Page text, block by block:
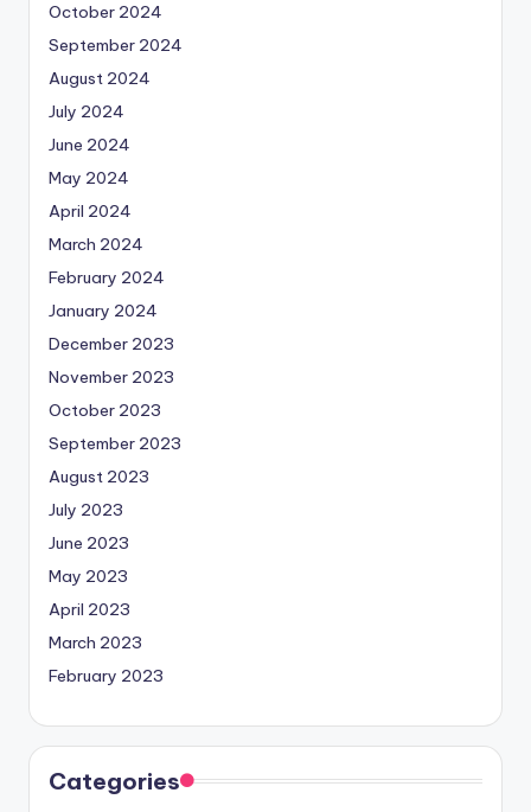
October 2024
September 2024
August 2024
July 2024
June 2024
May 2024
April 2024
March 2024
February 2024
January 2024
December 2023
November 2023
October 2023
September 2023
August 2023
July 2023
June 2023
May 2023
April 2023
March 2023
February 2023
Categories